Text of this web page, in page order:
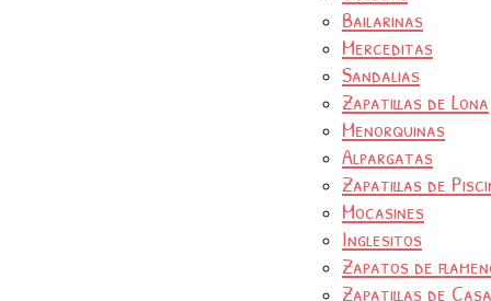
Bailarinas
Merceditas
Sandalias
Zapatillas de Lona
Menorquinas
Alpargatas
Zapatillas de
Mocasines
Inglesitos
Zapatos de
Zapatillas de Casa